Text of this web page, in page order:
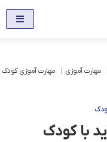
مهارت آموزی مهارت آموزی کودک
با کودک